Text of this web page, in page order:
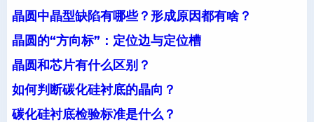
晶圆中晶型缺陷有哪些？形成原因都有啥？
晶圆的“方向标”：定位边与定位槽
晶圆和芯片有什么区别？
如何判断碳化硅衬底的晶向？
碳化硅衬底检验标准是什么？